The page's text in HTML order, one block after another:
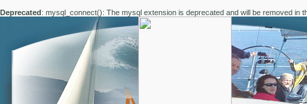
Deprecated: mysql_connect(): The mysql extension is deprecated and will be removed in